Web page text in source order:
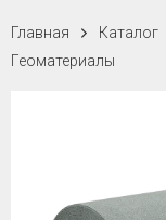
Главная Каталог
Геоматериалы